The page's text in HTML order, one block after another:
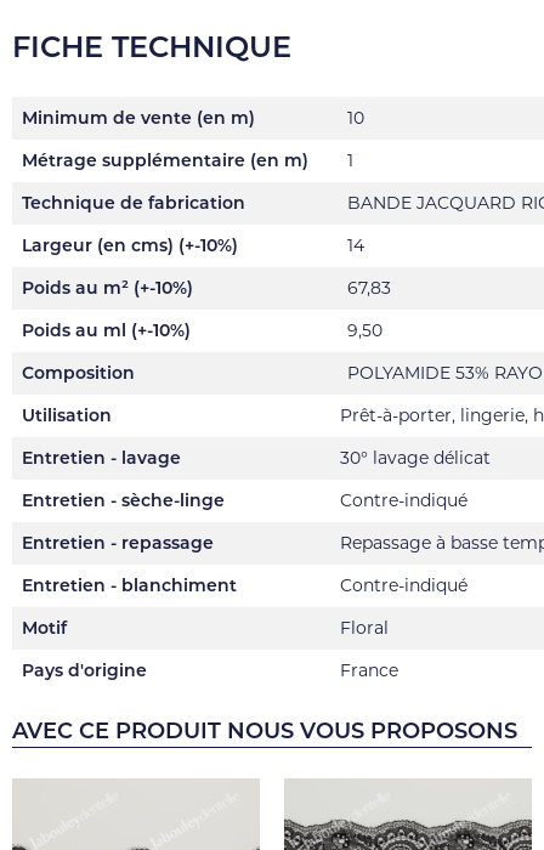
FICHE TECHNIQUE
Minimum de vente (en m)
10
Métrage supplémentaire (en m)
1
Technique de fabrication
BANDE JACQUARD
Largeur (en cms) (+-10%)
14
Poids au m² (+-10%)
67,83
Poids au ml (+-10%)
9,50
Composition
POLYAMIDE 53%
Utilisation
Prêt-à-porter, lingerie,
Entretien - lavage
30° lavage délicat
Entretien - sèche-linge
Contre-indiqué
Entretien - repassage
Repassage à basse
Entretien - blanchiment
Contre-indiqué
Motif
Floral
Pays d'origine
France
AVEC CE PRODUIT NOUS VOUS PROPOSONS